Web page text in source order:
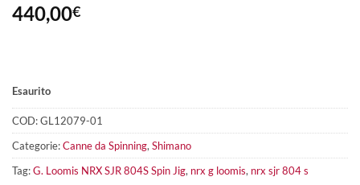
440,00€
Esaurito
COD:GL12079-01
Categorie:Canne da Spinning, Shimano
Tag:G. Loomis NRX SJR 804S Spin Jig, nrx g loomis, nrx sjr 804 s